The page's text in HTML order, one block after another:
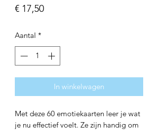
€ 17,50Prijs
Aantal *
In winkelwagen
Met deze 60 emotiekaarten leer je wat
je nu effectief voelt. Ze zijn handig om